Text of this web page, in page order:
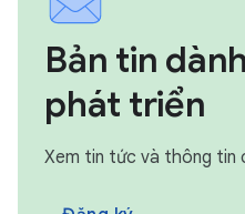
Bản tin
phát triển
Xem tin tức và thông tin